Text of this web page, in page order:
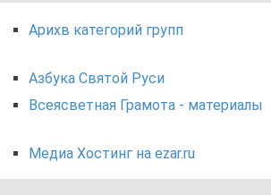
Арихв категорий групп
Азбука Святой Руси
Всеясветная Грамота - материалы
Медиа Хостинг на ezar.ru